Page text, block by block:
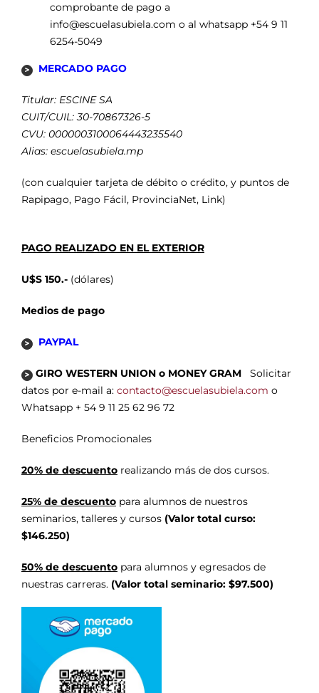
comprobante de pago a
info@escuelasubiela.com o al whatsapp +54 9 11
6254-5049
MERCADO PAGO
Titular: ESCINE SA
CUIT/CUIL: 30-70867326-5
CVU: 0000003100064443235540
Alias: escuelasubiela.mp
(con cualquier tarjeta de débito o crédito, y puntos de
Rapipago, Pago Fácil, ProvinciaNet, Link)
PAGO REALIZADO EN EL EXTERIOR
U$S 150.- (dólares)
Medios de pago
PAYPAL
GIRO WESTERN UNION o MONEY GRAMSolicitar
datos por e-mail a: contacto@escuelasubiela.com o
Whatsapp + 54 9 11 25 62 96 72
Beneficios Promocionales
20% de descuento realizando más de dos cursos.
25% de descuento para alumnos de nuestros
seminarios, talleres y cursos (Valor total curso:
$146.250)
50% de descuento para alumnos y egresados de
nuestras carreras. (Valor total seminario: $97.500)